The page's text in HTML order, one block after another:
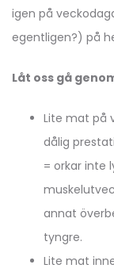
igen på
egentligen?) på
Låt oss gå
Lite mat på
dålig
= orkar inte
annat
tyngre.
Lite mat